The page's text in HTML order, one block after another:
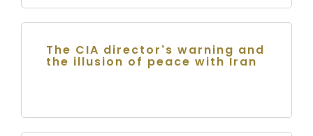
The CIA director’s warning and
the illusion of peace with Iran